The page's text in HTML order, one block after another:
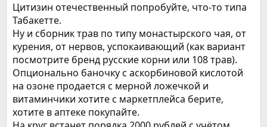
Цитизин отечественный попробуйте, что-то типа
Табакетте.
Ну и сборник трав по типу монастырского чая, от
курения, от нервов, успокаивающий (как вариант
посмотрите бренд русские корни или 108 трав).
Опционально баночку с аскорбиновой кислотой
на озоне продается с мерной ложечкой и
витаминчики хотите с маркетплейса берите,
хотите в аптеке покупайте.